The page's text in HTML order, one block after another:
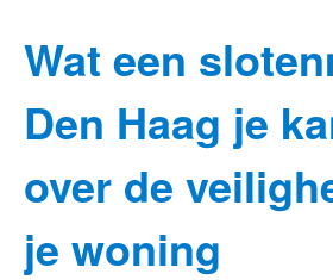
Wat een
Den Haag je
over de
je woning